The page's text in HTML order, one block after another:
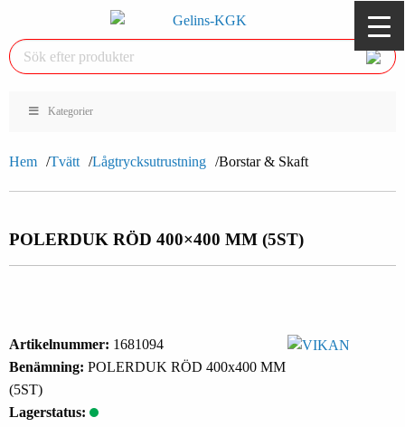
Kategorier
Hem Tvätt Lågtrycksutrustning Borstar & Skaft
POLERDUK RÖD 400×400 MM (5ST)
Artikelnummer: 1681094
Benämning: POLERDUK RÖD 400x400 MM
(5ST)
Lagerstatus: